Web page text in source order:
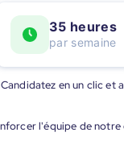
35 heures
par semaine
en un clic et
l'équipe de